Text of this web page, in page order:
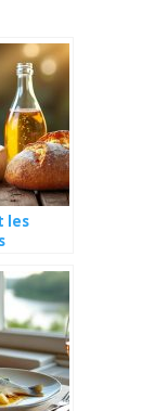
les
?